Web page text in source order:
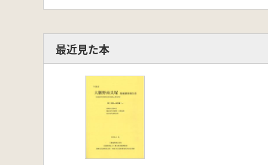
最近見た本